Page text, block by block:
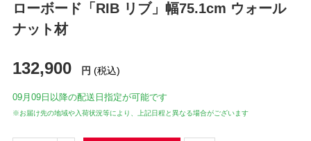
ローボード「RIB リブ」幅75.1cm ウォール
ナット材
132,900 円 (税込)
09月09日 以降の配送日指定が可能です
※お届け先の地域や入荷状況等により、上記日程と異なる場合がございます